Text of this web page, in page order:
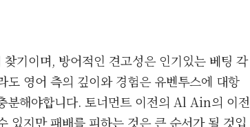
기이며, 방어적인 견고성은 인기있는 베팅 각
영어 측의 깊이와 경험은 유벤투스에 대항
해야합니다. 토너먼트 이전의 Al Ain의 이전
있지만 패배를 피하는 것은 큰 순서가 될 것입